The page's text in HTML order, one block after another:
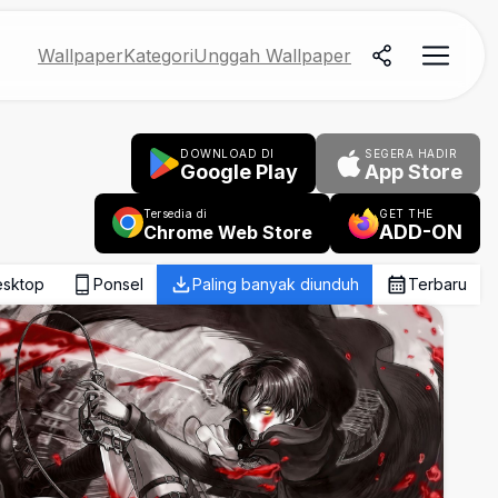
WallpaperKategoriUnggah Wallpaper
DOWNLOAD DI
Google Play
SEGERA HADIR
App Store
Tersedia di
Chrome Web Store
GET THE
ADD-ON
Ponsel Paling banyak diunduh Terbaru